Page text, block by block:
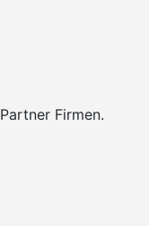
Firmen.